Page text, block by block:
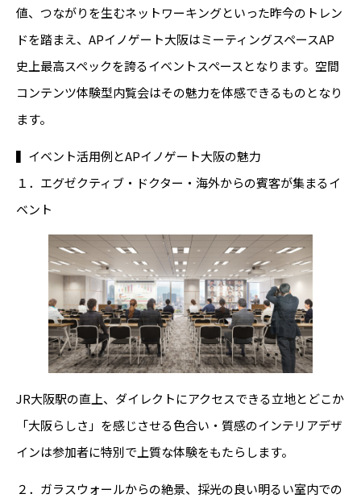
値、つながりを生むネットワーキングといった昨今のトレン
ドを踏まえ、APイノゲート大阪はミーティングスペースAP
史上最高スペックを誇るイベントスペースとなります。空間
コンテンツ体験型内覧会はその魅力を体感できるものとなり
ます。
▍イベント活用例とAPイノゲート大阪の魅力
１．エグゼクティブ・ドクター・海外からの賓客が集まるイ
ベント
JR大阪駅の直上、ダイレクトにアクセスできる立地とどこか
「大阪らしさ」を感じさせる色合い・質感のインテリアデザ
インは参加者に特別で上質な体験をもたらします。
２．ガラスウォールからの絶景、採光の良い明るい室内での